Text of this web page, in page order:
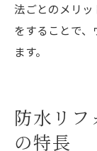
法ごとのメリ
をすることで
ます。
防水リフ
の特長